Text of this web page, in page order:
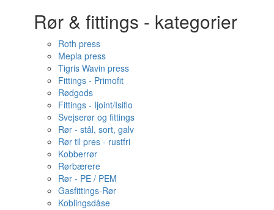
Rør & fittings - kategorier
Roth press
Mepla press
Tigris Wavin press
Fittings - Primofit
Rødgods
Fittings - Ijoint/Isiflo
Svejserør og fittings
Rør - stål, sort, galv
Rør til pres - rustfri
Kobberrør
Rørbærere
Rør - PE / PEM
Gasfittings-Rør
Koblingsdåse